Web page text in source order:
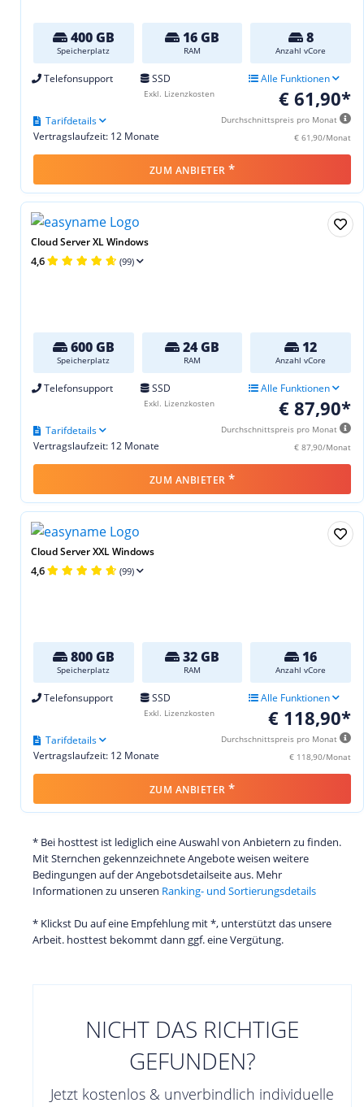
400 GB
Speicherplatz
16 GB
RAM
8
Anzahl vCore
Telefonsupport SSD Alle Funktionen
€ 61,90*
Durchschnittspreis pro Monat
€ 61,90/Monat
Vertragslaufzeit: 12 Monate
Tarifdetails
Exkl. Lizenzkosten
ZUM ANBIETER *
Cloud Server XL Windows
4,6 (99)
600 GB
Speicherplatz
24 GB
RAM
12
Anzahl vCore
Telefonsupport SSD Alle Funktionen
€ 87,90*
Durchschnittspreis pro Monat
€ 87,90/Monat
Vertragslaufzeit: 12 Monate
Tarifdetails
Exkl. Lizenzkosten
ZUM ANBIETER *
Cloud Server XXL Windows
4,6 (99)
800 GB
Speicherplatz
32 GB
RAM
16
Anzahl vCore
Telefonsupport SSD Alle Funktionen
€ 118,90*
Durchschnittspreis pro Monat
€ 118,90/Monat
Vertragslaufzeit: 12 Monate
Tarifdetails
Exkl. Lizenzkosten
ZUM ANBIETER *
* Bei hosttest ist lediglich eine Auswahl von Anbietern zu finden.
Mit Sternchen gekennzeichnete Angebote weisen weitere
Bedingungen auf der Angebotsdetailseite aus. Mehr
Informationen zu unseren Ranking- und Sortierungsdetails
* Klickst Du auf eine Empfehlung mit *, unterstützt das unsere
Arbeit. hosttest bekommt dann ggf. eine Vergütung.
NICHT DAS RICHTIGE
GEFUNDEN?
Jetzt kostenlos & unverbindlich individuelle